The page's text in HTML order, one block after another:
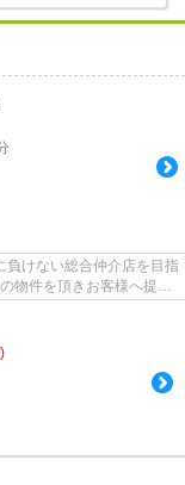
負けない総合仲介店を目指
物件を頂きお客様へ提供